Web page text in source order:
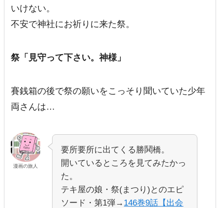
いけない。
不安で神社にお祈りに来た祭。
祭「 見守って下さい。神様」
賽銭箱の後で祭の願いをこっそり聞いていた少年
両さんは…
漫画の旅人
要所要所に出てくる勝鬨橋。
開いているところを見てみたかっ
た。
テキ屋の娘・祭(まつり)とのエピ
ソード・第1弾→ 146巻9話【出会